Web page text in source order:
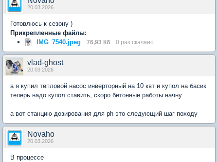
20.03.2026
Готовлюсь к сезону )
Прикрепленные файлы:
IMG_7540.jpeg
76,93 Кб 0 раз скачано
vlad-ghost
20.03.2026
а я купил тепловой насос инверторный на 10 квт и купол на басик
теперь надо купол ставить, скоро бетонные работы начну
а вот станцию дозирования для ph это следующий шаг походу
Novaho
20.03.2026
В процессе